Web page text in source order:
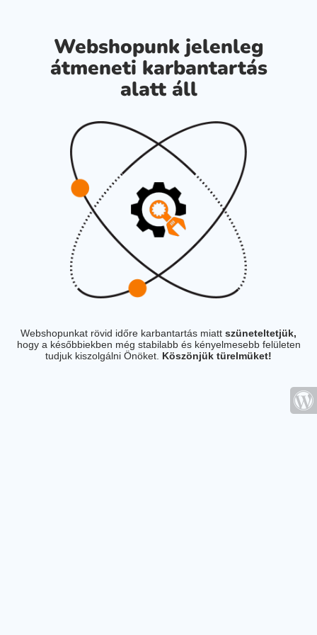
Webshopunk jelenleg
átmeneti karbantartás
alatt áll
Webshopunkat rövid időre karbantartás miatt szüneteltetjük,
hogy a későbbiekben még stabilabb és kényelmesebb felületen
tudjuk kiszolgálni Önöket. Köszönjük türelmüket!